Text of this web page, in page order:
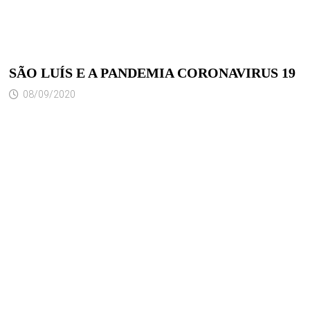
SÃO LUÍS E A PANDEMIA CORONAVIRUS 19
08/09/2020